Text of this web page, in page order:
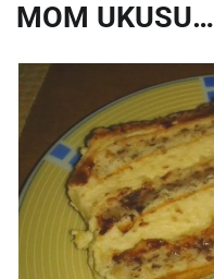
MOM UKUSU…